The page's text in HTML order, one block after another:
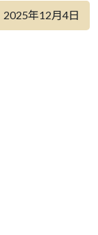
2025年12月4日